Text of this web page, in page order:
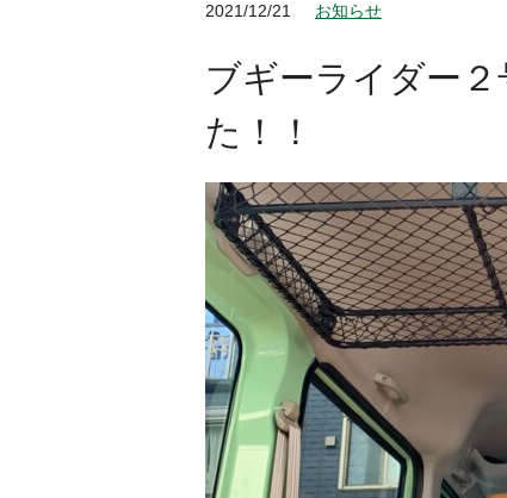
2021/12/21 お知らせ
ブギーライダー
た！！